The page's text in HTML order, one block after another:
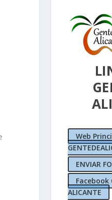
Web
ENVIAR
Facebook
ALICANTE